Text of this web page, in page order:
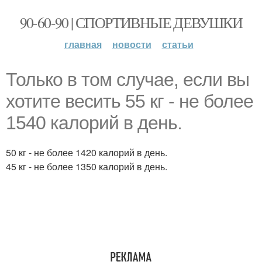
90-60-90 | СПОРТИВНЫЕ ДЕВУШКИ
главная новости статьи
Только в том случае, если вы
хотите весить 55 кг - не более
1540 калорий в день.
50 кг - не более 1420 калорий в день.
45 кг - не более 1350 калорий в день.